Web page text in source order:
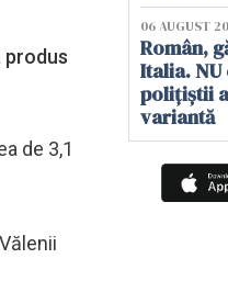
produs
de 3,1
06 AUGUST
Român,
Italia.
polițiștii
variantă